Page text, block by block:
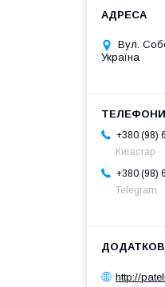
Вул.
Україна
+380 (98)
Київстар
+380 (98)
Telegram
http://